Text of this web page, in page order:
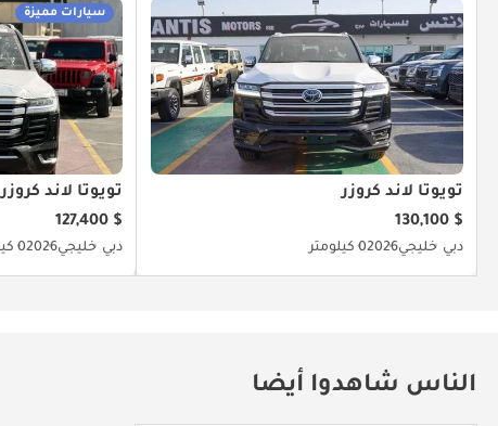
تويوتا لاند كروزر
$ 130,100
دبي خليجي20260 كيلومتر
سيارات مميزة
تويوتا لاند كروزر
$ 127,400
دبي خليجي20260 كيلومتر
الناس شاهدوا أيضا